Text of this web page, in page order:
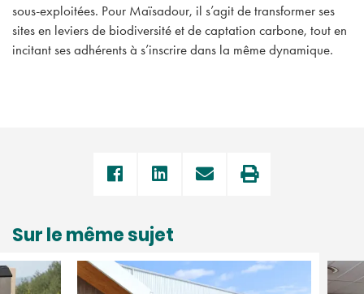
sous-exploitées. Pour Maïsadour, il s’agit de transformer ses
sites en leviers de biodiversité et de captation carbone, tout en
incitant ses adhérents à s’inscrire dans la même dynamique.
Sur le même sujet